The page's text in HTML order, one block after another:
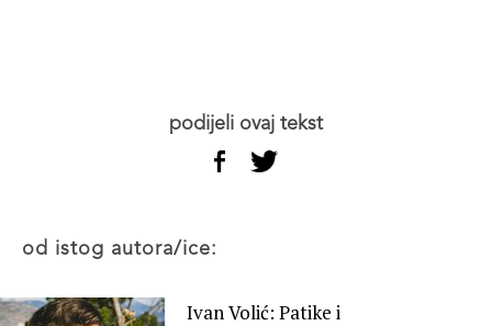
podijeli ovaj tekst
od istog autora/ice:
Ivan Volić: Patike i